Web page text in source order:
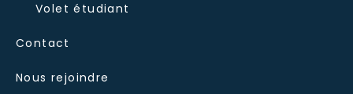
Volet étudiant
Contact
Nous rejoindre